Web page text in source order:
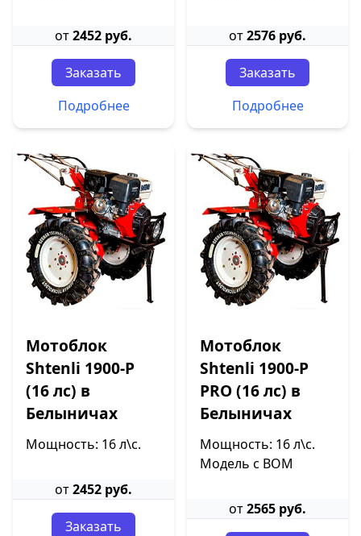
от2452 руб.
Заказать
Подробнее
от2576 руб.
Заказать
Подробнее
Мотоблок
Shtenli 1900-P
(16 лс) в
Белыничах
Мощность: 16 л\с.
от2452 руб.
Заказать
Мотоблок
Shtenli 1900-P
PRO (16 лс) в
Белыничах
Мощность: 16 л\с.
Модель с ВОМ
от2565 руб.